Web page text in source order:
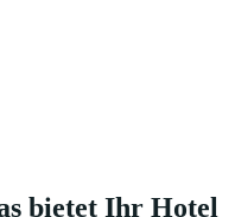
bietet Ihr Hotel